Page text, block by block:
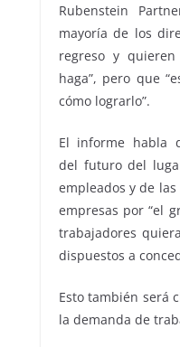
Rubenstein
mayoría de los
regreso y
haga”, pero que
cómo lograrlo”.
El informe habla
del futuro del
empleados y de
empresas por “el
trabajadores
dispuestos a
Esto también será
la demanda de